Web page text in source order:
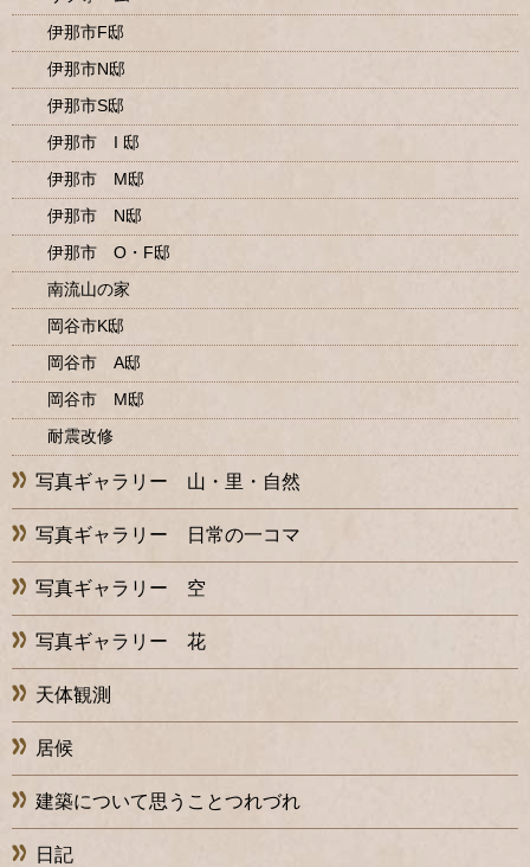
伊那市F邸
伊那市N邸
伊那市S邸
伊那市 I 邸
伊那市 M邸
伊那市 N邸
伊那市 O・F邸
南流山の家
岡谷市K邸
岡谷市 A邸
岡谷市 M邸
耐震改修
写真ギャラリー 山・里・自然
写真ギャラリー 日常の一コマ
写真ギャラリー 空
写真ギャラリー 花
天体観測
居候
建築について思うことつれづれ
日記